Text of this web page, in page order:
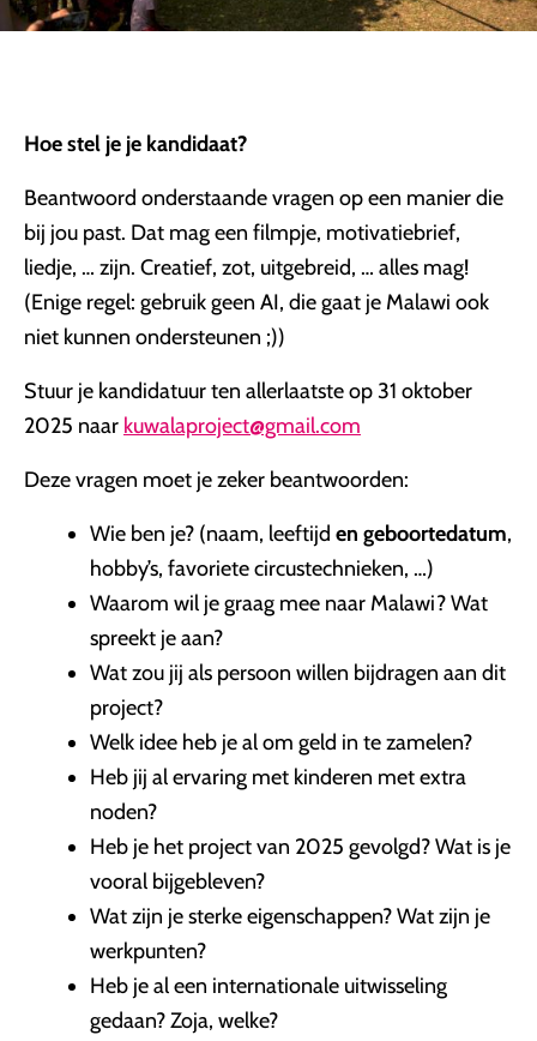
Hoe stel je je kandidaat?
Beantwoord onderstaande vragen op een manier die
bij jou past. Dat mag een filmpje, motivatiebrief,
liedje, … zijn. Creatief, zot, uitgebreid, … alles mag!
(Enige regel: gebruik geen AI, die gaat je Malawi ook
niet kunnen ondersteunen ;))
Stuur je kandidatuur ten allerlaatste op 31 oktober
2025 naar kuwalaproject@gmail.com
Deze vragen moet je zeker beantwoorden:
Wie ben je? (naam, leeftijd en geboortedatum,
hobby’s, favoriete circustechnieken, …)
Waarom wil je graag mee naar Malawi? Wat
spreekt je aan?
Wat zou jij als persoon willen bijdragen aan dit
project?
Welk idee heb je al om geld in te zamelen?
Heb jij al ervaring met kinderen met extra
noden?
Heb je het project van 2025 gevolgd? Wat is je
vooral bijgebleven?
Wat zijn je sterke eigenschappen? Wat zijn je
werkpunten?
Heb je al een internationale uitwisseling
gedaan? Zoja, welke?